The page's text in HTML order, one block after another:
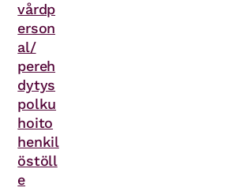
vårdp
erson
al/
pereh
dytys
polku
hoito
henkil
östöll
e